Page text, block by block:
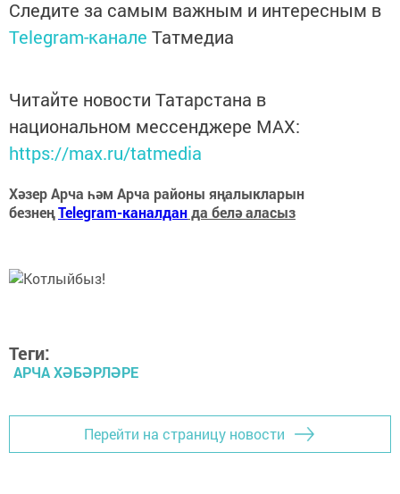
Следите за самым важным и интересным в
Telegram-канале Татмедиа
Читайте новости Татарстана в
национальном мессенджере MАХ:
https://max.ru/tatmedia
Хәзер Арча һәм Арча районы яңалыкларын
безнеңTelegram-каналданда белә аласыз
Теги:
АРЧА ХӘБӘРЛӘРЕ
Перейти на страницу новости